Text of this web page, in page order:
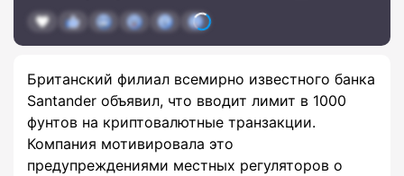
Британский филиал всемирно известного банка
Santander объявил, что вводит лимит в 1000
фунтов на криптовалютные транзакции.
Компания мотивировала это
предупреждениями местных регуляторов о